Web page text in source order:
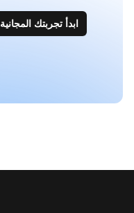
ابدأ تجربتك المجانية